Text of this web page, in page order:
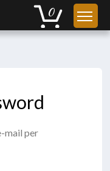
mail per